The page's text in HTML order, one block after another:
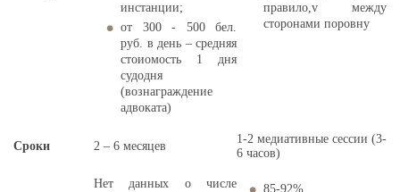
инстанции;
от 300 - 500 бел.
руб. в день – средняя
стоиомость 1 дня
судодня
(вознаграждение
адвоката)
правило,v между
сторонами поровну
Сроки 2 – 6 месяцев
1-2 медиативные сессии (3-
6 часов)
Нет данных о числе
85-92%